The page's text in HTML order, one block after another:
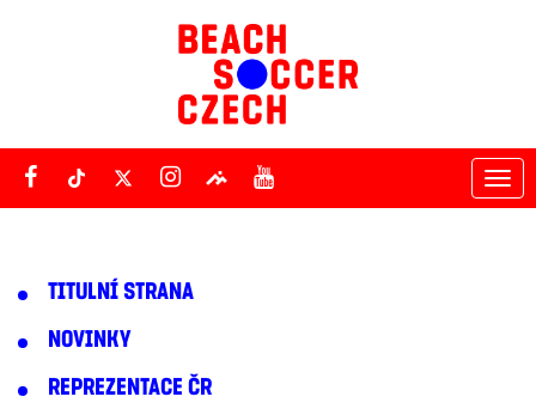
TITULNÍ STRANA
NOVINKY
REPREZENTACE ČR